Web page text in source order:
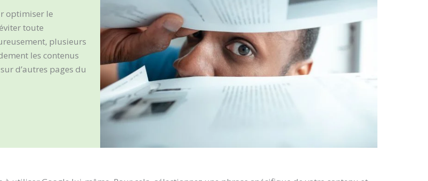
optimiser le
toute
plusieurs
les contenus
d’autres pages du